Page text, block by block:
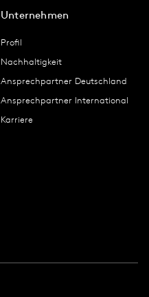
Unternehmen
Profil
Nachhaltigkeit
Ansprechpartner Deutschland
Ansprechpartner International
Karriere